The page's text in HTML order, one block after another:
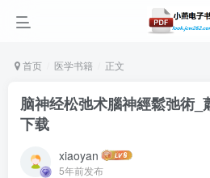
首页 医学书籍 正文
脑神经松弛术腦神經鬆弛術_
下载
xiaoyan
5年前发布